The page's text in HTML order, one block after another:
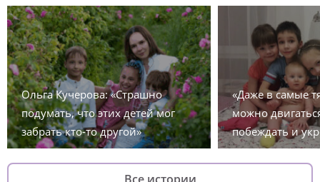
Ольга Кучерова: «Страшно
подумать, что этих детей мог
забрать кто-то другой»
«Даже в самые
можно
побеждать и